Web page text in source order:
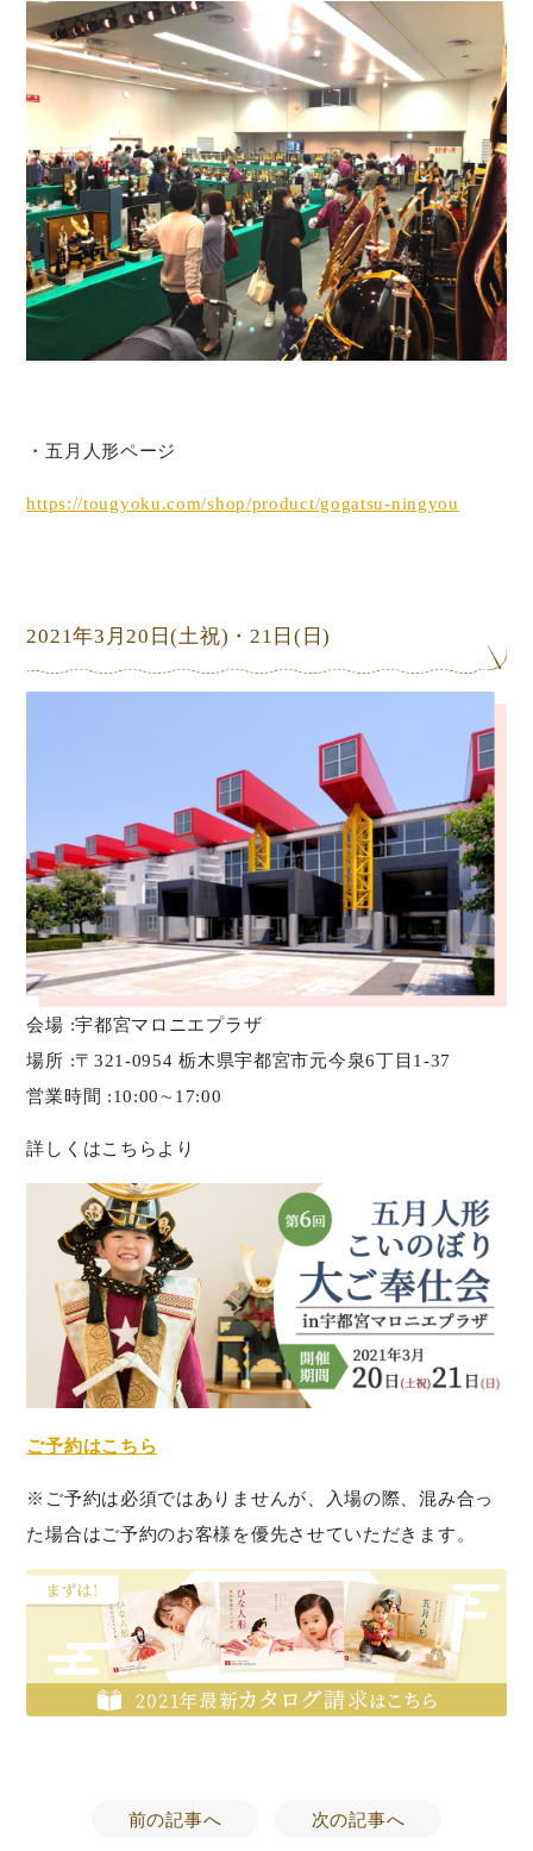
・五月人形ページ
https://tougyoku.com/shop/product/gogatsu-ningyou
2021年3月20日(土祝) ・21日(日)
会場 :宇都宮マロニエプラザ
場所 :〒321-0954 栃木県宇都宮市元今泉6丁目1-37
営業時間 :10:00∼17:00
詳しくはこちらより
ご予約はこちら
※ご予約は必須ではありませんが、入場の際、混み合っ
た場合はご予約のお客様を優先させていただきます。
前の記事へ 次の記事へ